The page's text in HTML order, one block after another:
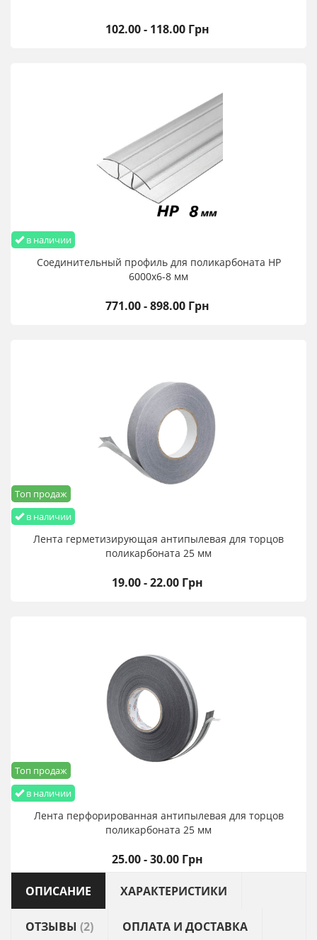
102.00 - 118.00 Грн
в наличии
Соединительный профиль для поликарбоната HP
6000х6-8 мм
771.00 - 898.00 Грн
в наличии
Топ продаж
Лента герметизирующая антипылевая для торцов
поликарбоната 25 мм
19.00 - 22.00 Грн
в наличии
Топ продаж
Лента перфорированная антипылевая для торцов
поликарбоната 25 мм
25.00 - 30.00 Грн
ОПИСАНИЕ ХАРАКТЕРИСТИКИ
ОТЗЫВЫ (2) ОПЛАТА И ДОСТАВКА